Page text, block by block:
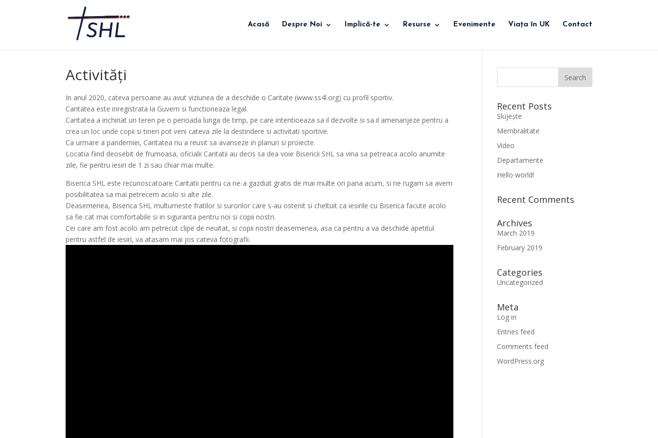
Acasă Despre Noi Implică-te Resurse Evenimente Viața în UK Contact
Activități
In anul 2020, cateva persoane au avut viziunea de a deschide o Caritate (www.ss4l.org) cu profil sportiv.
Caritatea este inregistrata la Guvern si functioneaza legal.
Caritatea a inchiriat un teren pe o perioada lunga de timp, pe care intentioeaza sa il dezvolte si sa il amenanjeze pentru a
crea un loc unde copii si tineri pot veni cateva zile la destindere si activitati sportive.
Ca urmare a pandemiei, Caritatea nu a reusit sa avanseze in planuri si proiecte.
Locatia fiind deosebit de frumoasa, oficialii Caritatii au decis sa dea voie Bisericii SHL sa vina sa petreaca acolo anumite
zile, fie pentru iesiri de 1 zi sau chiar mai multe.
Biserica SHL este recunoscatoare Caritatii pentru ca ne-a gazduit gratis de mai multe ori pana acum, si ne rugam sa avem
posibilitatea sa mai petrecem acolo si alte zile.
Deasemenea, Biserica SHL multumeste fratilor si surorilor care s-au ostenit si cheltuit ca iesirile cu Biserica facute acolo
sa fie cat mai comfortabile si in siguranta pentru noi si copii nostri.
Cei care am fost acolo am petrecut clipe de neuitat, si copii nostri deasemenea, asa ca pentru a va deschide apetitul
pentru astfel de iesiri, va atasam mai jos cateva fotografii.
Recent Posts
Slujește
Membralitate
Video
Departamente
Hello world!
Recent Comments
Archives
March 2019
February 2019
Categories
Uncategorized
Meta
Log in
Entries feed
Comments feed
WordPress.org